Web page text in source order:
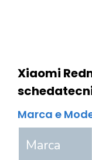
Xiaomi
scheda
Marca e
Marca